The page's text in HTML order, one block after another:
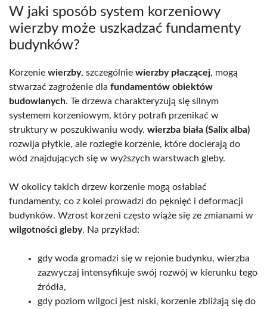
W jaki sposób system korzeniowy
wierzby może uszkadzać fundamenty
budynków?
Korzenie wierzby, szczególnie wierzby płaczącej, mogą
stwarzać zagrożenie dla fundamentów obiektów
budowlanych. Te drzewa charakteryzują się silnym
systemem korzeniowym, który potrafi przenikać w
struktury w poszukiwaniu wody. wierzba biała (Salix alba)
rozwija płytkie, ale rozległe korzenie, które docierają do
wód znajdujących się w wyższych warstwach gleby.
W okolicy takich drzew korzenie mogą osłabiać
fundamenty, co z kolei prowadzi do pęknięć i deformacji
budynków. Wzrost korzeni często wiąże się ze zmianami w
wilgotności gleby. Na przykład:
gdy woda gromadzi się w rejonie budynku, wierzba
zazwyczaj intensyfikuje swój rozwój w kierunku tego
źródła,
gdy poziom wilgoci jest niski, korzenie zbliżają się do